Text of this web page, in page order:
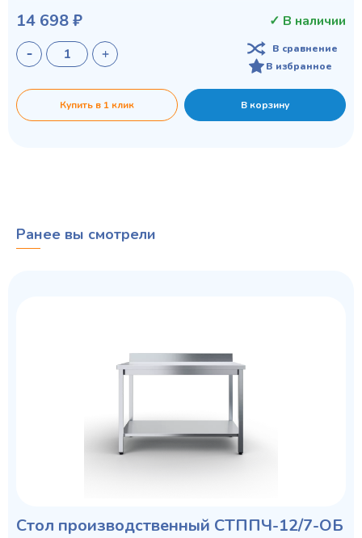
14 698 ₽ ✓ В наличии
В сравнение
В избранное
Купить в 1 клик В корзину
Ранее вы смотрели
Стол производственный СТППЧ-12/7-ОБ